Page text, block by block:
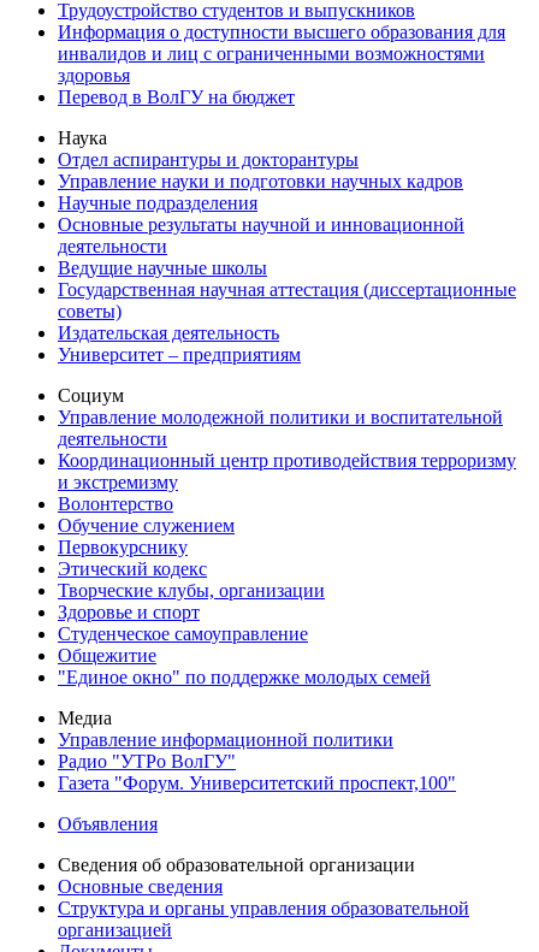
Трудоустройство студентов и выпускников
Информация о доступности высшего образования для
инвалидов и лиц с ограниченными возможностями
здоровья
Перевод в ВолГУ на бюджет
Наука
Отдел аспирантуры и докторантуры
Управление науки и подготовки научных кадров
Научные подразделения
Основные результаты научной и инновационной
деятельности
Ведущие научные школы
Государственная научная аттестация (диссертационные
советы)
Издательская деятельность
Университет – предприятиям
Социум
Управление молодежной политики и воспитательной
деятельности
Координационный центр противодействия терроризму
и экстремизму
Волонтерство
Обучение служением
Первокурснику
Этический кодекс
Творческие клубы, организации
Здоровье и спорт
Студенческое самоуправление
Общежитие
"Единое окно" по поддержке молодых семей
Медиа
Управление информационной политики
Радио "УТРо ВолГУ"
Газета "Форум. Университетский проспект,100"
Объявления
Сведения об образовательной организации
Основные сведения
Структура и органы управления образовательной
организацией